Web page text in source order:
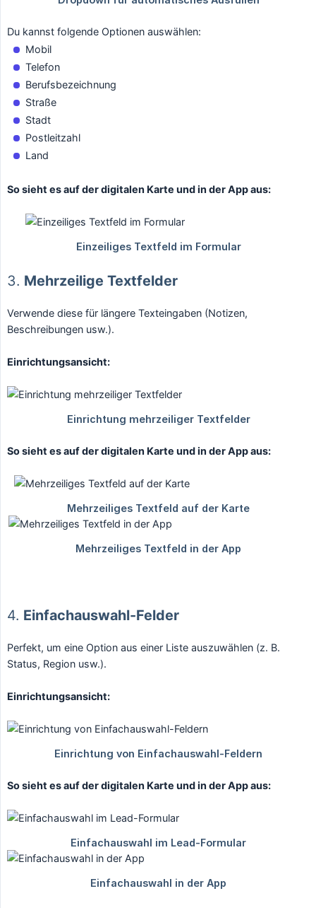
Du kannst folgende Optionen auswählen:
Mobil
Telefon
Berufsbezeichnung
Straße
Stadt
Postleitzahl
Land
So sieht es auf der digitalen Karte und in der App aus:
3. Mehrzeilige Textfelder
Verwende diese für längere Texteingaben (Notizen,
Beschreibungen usw.).
Einrichtungsansicht:
So sieht es auf der digitalen Karte und in der App aus:
4. Einfachauswahl-Felder
Perfekt, um eine Option aus einer Liste auszuwählen (z. B.
Status, Region usw.).
Einrichtungsansicht:
So sieht es auf der digitalen Karte und in der App aus: